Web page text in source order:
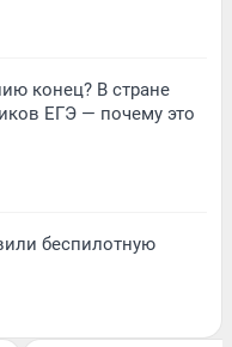
конец? В стране
ЕГЭ — почему это
беспилотную